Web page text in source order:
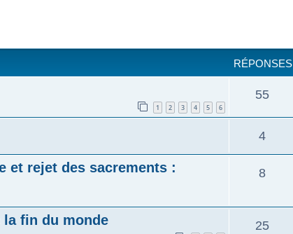
RÉPONSES
1 2 3 4 5 6
55R
é
n
s
4R
et rejet des sacrements :
8R
p
la fin du monde 25R